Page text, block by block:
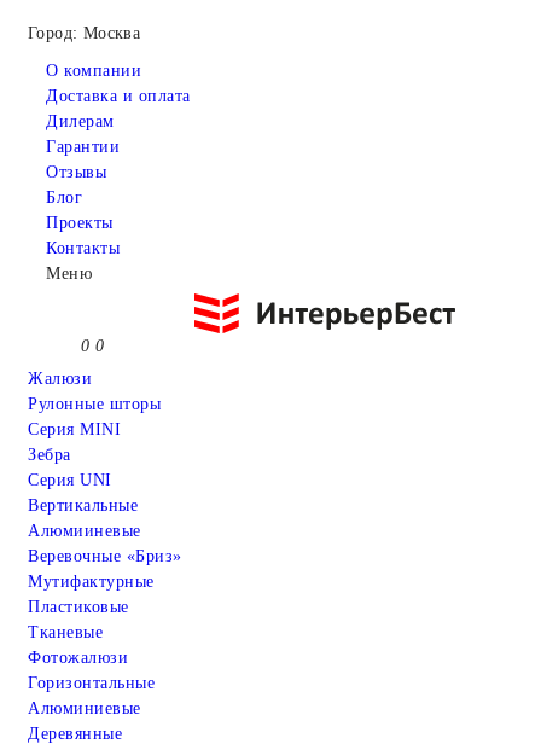
Город: Москва
О компании
Доставка и оплата
Дилерам
Гарантии
Отзывы
Блог
Проекты
Контакты
Меню
0 0
Жалюзи
Рулонные шторы
Серия MINI
Зебра
Серия UNI
Вертикальные
Алюмииневые
Веревочные «Бриз»
Мутифактурные
Пластиковые
Тканевые
Фотожалюзи
Горизонтальные
Алюминиевые
Деревянные